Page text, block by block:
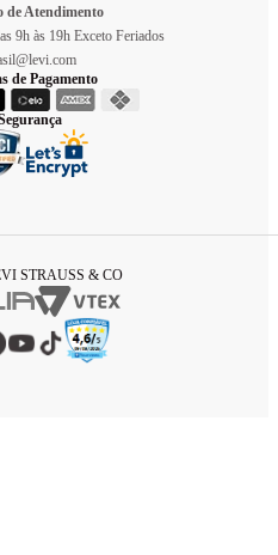
de Atendimento
9h às 19h Exceto Feriados
de Pagamento
STRAUSS & CO